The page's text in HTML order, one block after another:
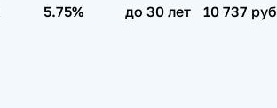
5.75% до 30 лет 10 737